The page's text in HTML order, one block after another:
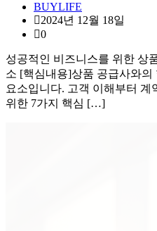
BUYLIFE
2024년 12월 18일
0
성공적인 비즈니스를 위한 상
소 [핵심내용]상품 공급사와
요소입니다. 고객 이해부터
위한 7가지 핵심 […]